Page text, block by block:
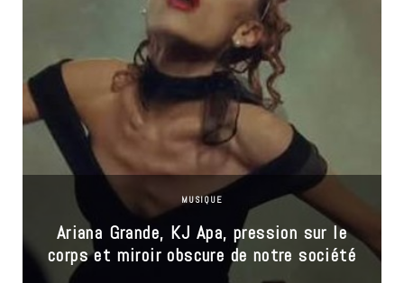
MUSIQUE
Ariana Grande, KJ Apa, pression sur le
corps et miroir obscure de notre société